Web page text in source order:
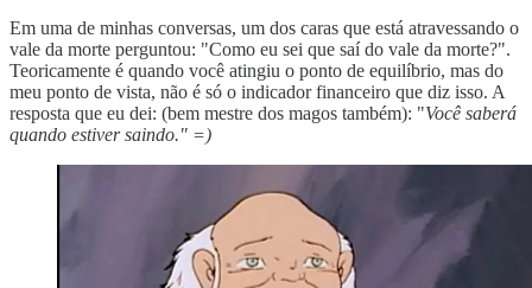
Em uma de minhas conversas, um dos caras que está atravessando o
vale da morte perguntou: "Como eu sei que saí do vale da morte?".
Teoricamente é quando você atingiu o ponto de equilíbrio, mas do
meu ponto de vista, não é só o indicador financeiro que diz isso. A
resposta que eu dei: (bem mestre dos magos também): "Você saberá
quando estiver saindo." =)